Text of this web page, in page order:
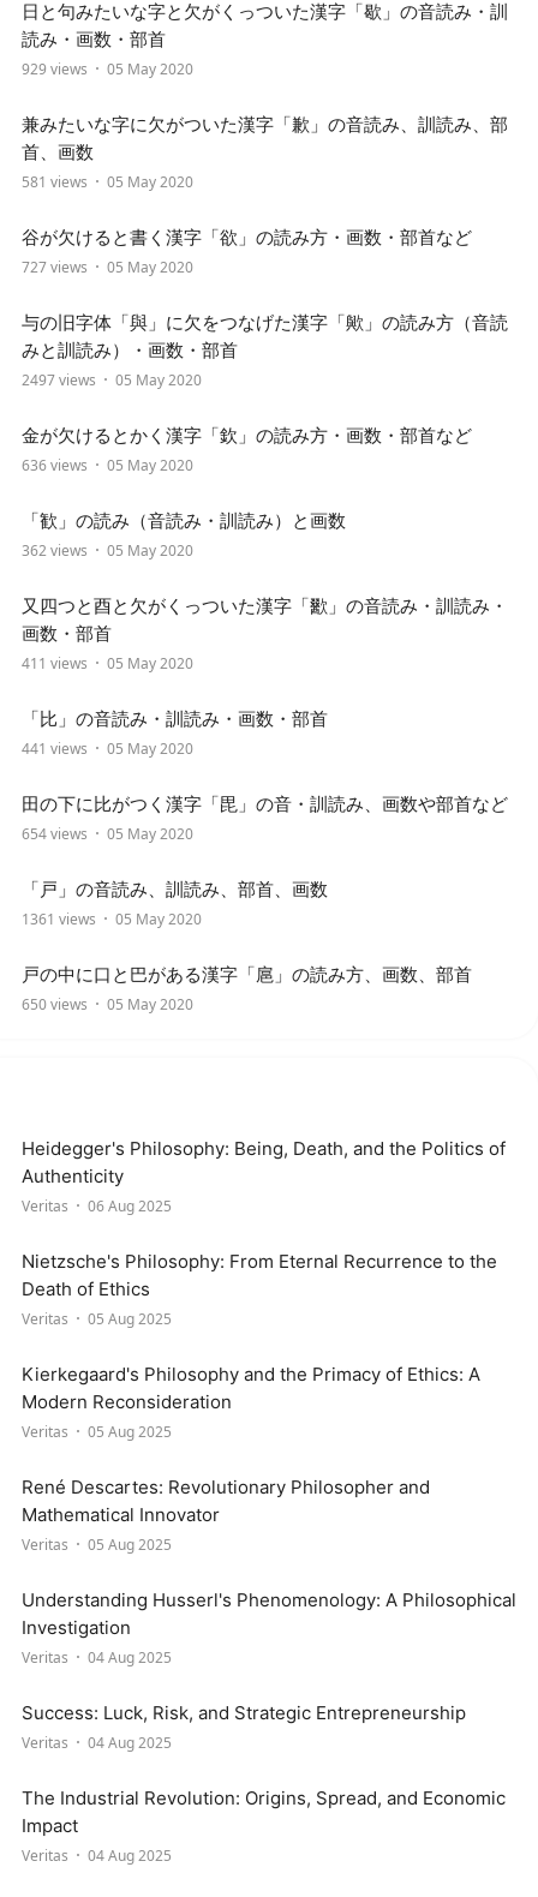
日と句みたいな字と欠がくっついた漢字「歇」の音読み・訓
読み・画数・部首
929 views 05 May 2020
兼みたいな字に欠がついた漢字「歉」の音読み、訓読み、部
首、画数
581 views 05 May 2020
谷が欠けると書く漢字「欲」の読み方・画数・部首など
727 views 05 May 2020
与の旧字体「與」に欠をつなげた漢字「歟」の読み方（音読
みと訓読み）・画数・部首
2497 views 05 May 2020
金が欠けるとかく漢字「欽」の読み方・画数・部首など
636 views 05 May 2020
「歓」の読み（音読み・訓読み）と画数
362 views 05 May 2020
又四つと酉と欠がくっついた漢字「歠」の音読み・訓読み・
画数・部首
411 views 05 May 2020
「比」の音読み・訓読み・画数・部首
441 views 05 May 2020
田の下に比がつく漢字「毘」の音・訓読み、画数や部首など
654 views 05 May 2020
「戸」の音読み、訓読み、部首、画数
1361 views 05 May 2020
戸の中に口と巴がある漢字「扈」の読み方、画数、部首
650 views 05 May 2020
Heidegger's Philosophy: Being, Death, and the Politics of
Authenticity
Veritas 06 Aug 2025
Nietzsche's Philosophy: From Eternal Recurrence to the
Death of Ethics
Veritas 05 Aug 2025
Kierkegaard's Philosophy and the Primacy of Ethics: A
Modern Reconsideration
Veritas 05 Aug 2025
René Descartes: Revolutionary Philosopher and
Mathematical Innovator
Veritas 05 Aug 2025
Understanding Husserl's Phenomenology: A Philosophical
Investigation
Veritas 04 Aug 2025
Success: Luck, Risk, and Strategic Entrepreneurship
Veritas 04 Aug 2025
The Industrial Revolution: Origins, Spread, and Economic
Impact
Veritas 04 Aug 2025